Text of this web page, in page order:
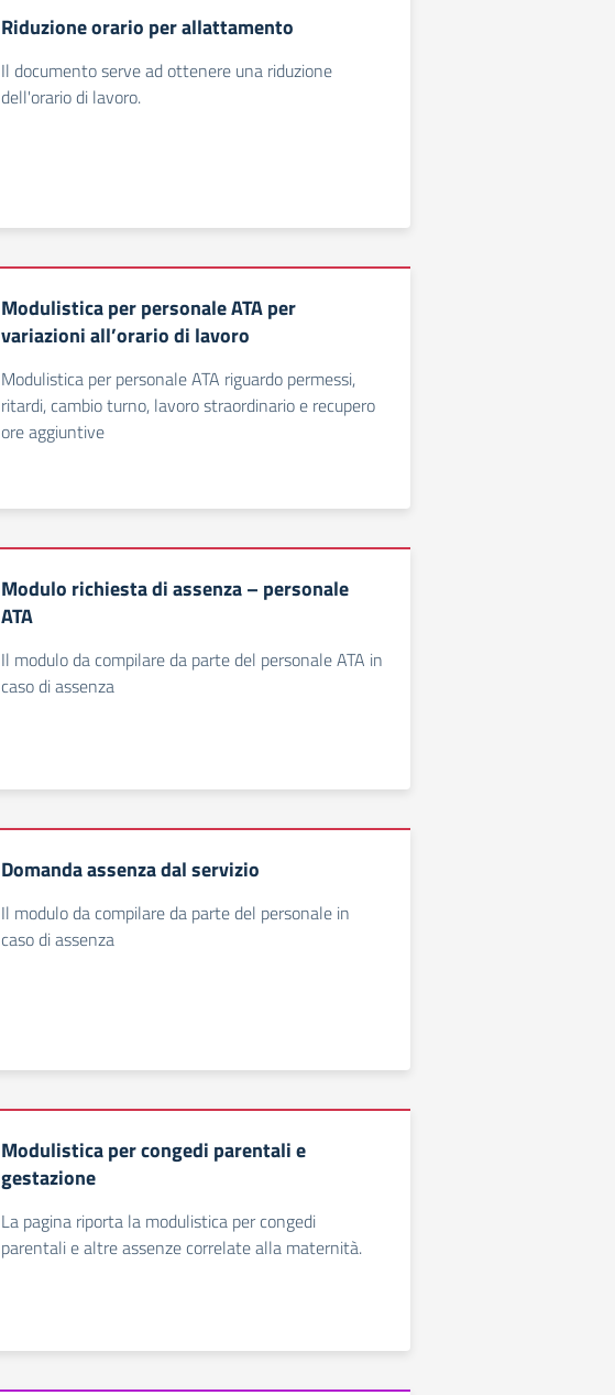
Riduzione orario per allattamento
Il documento serve ad ottenere una riduzione
dell'orario di lavoro.
Modulistica per personale ATA per
variazioni all’orario di lavoro
Modulistica per personale ATA riguardo permessi,
ritardi, cambio turno, lavoro straordinario e recupero
ore aggiuntive
Modulo richiesta di assenza – personale
ATA
Il modulo da compilare da parte del personale ATA in
caso di assenza
Domanda assenza dal servizio
Il modulo da compilare da parte del personale in
caso di assenza
Modulistica per congedi parentali e
gestazione
La pagina riporta la modulistica per congedi
parentali e altre assenze correlate alla maternità.